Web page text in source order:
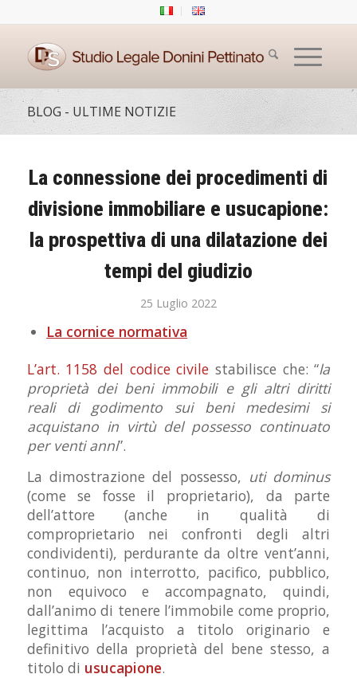
BLOG - ULTIME NOTIZIE
La connessione dei procedimenti di
divisione immobiliare e usucapione:
la prospettiva di una dilatazione dei
tempi del giudizio
25 Luglio 2022
La cornice normativa
L’art. 1158 del codice civile stabilisce che: “la
proprietà dei beni immobili e gli altri diritti
reali di godimento sui beni medesimi si
acquistano in virtù del possesso continuato
per venti anni”.
La dimostrazione del possesso, uti dominus
(come se fosse il proprietario), da parte
dell’attore (anche in qualità di
comproprietario nei confronti degli altri
condividenti), perdurante da oltre vent’anni,
continuo, non interrotto, pacifico, pubblico,
non equivoco e accompagnato, quindi,
dall’animo di tenere l’immobile come proprio,
legittima l’acquisto a titolo originario e
definitivo della proprietà del bene stesso, a
titolo di usucapione.